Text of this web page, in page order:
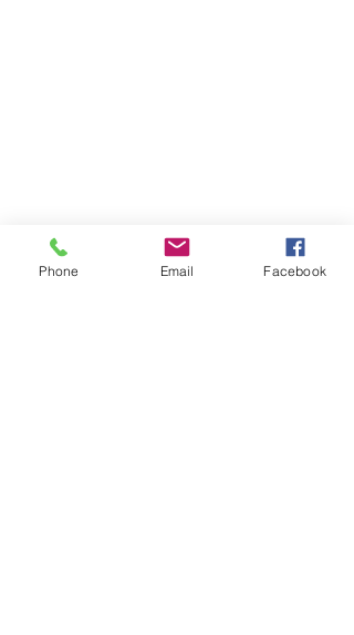
Phone Email Facebook